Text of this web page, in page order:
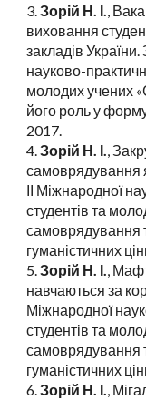
3.Зорій Н. І.,
виховання
закладів
науково-
молодих учених
його роль у
2017.
4.Зорій Н. І.,
самоврядування
ІІ Міжнародної
студентів та
самоврядування
гуманістичних
5.Зорій Н. І.,
навчаються за
Міжнародної
студентів та
самоврядування
гуманістичних
6.Зорій Н. І.,